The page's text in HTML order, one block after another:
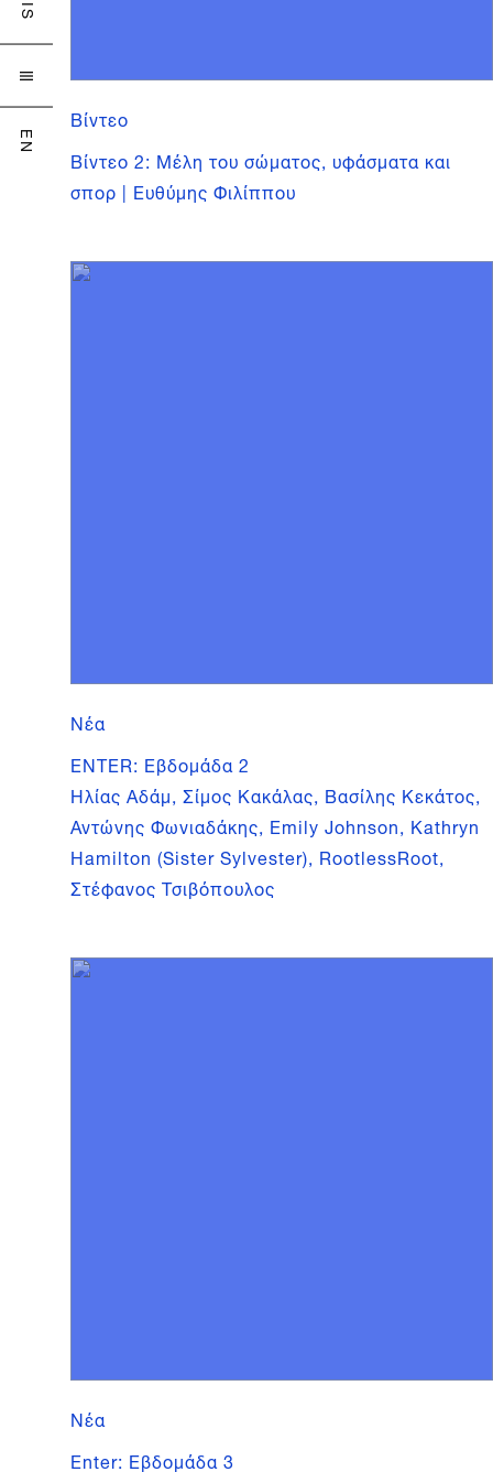

EN
Βίντεο
Βίντεο 2: Μέλη του σώματος, υφάσματα και
σπορ | Ευθύμης Φιλίππου
Νέα
ENTER: Εβδομάδα 2
Ηλίας Αδάμ, Σίμος Κακάλας, Βασίλης Κεκάτος,
Αντώνης Φωνιαδάκης, Emily Johnson, Kathryn
Hamilton (Sister Sylvester), RootlessRoot,
Στέφανος Τσιβόπουλος
Νέα
Enter: Εβδομάδα 3